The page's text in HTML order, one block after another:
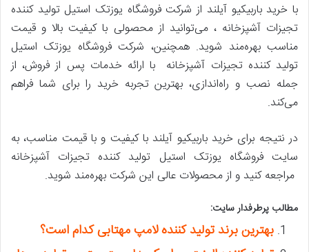
با خرید باربیکیو آیلند از شرکت فروشگاه یوزتک استیل تولید کننده
تجیزات آشپزخانه ، می‌توانید از محصولی با کیفیت بالا و قیمت
مناسب بهره‌مند شوید. همچنین، شرکت فروشگاه یوزتک استیل
تولید کننده تجیزات آشپزخانه با ارائه خدمات پس از فروش، از
جمله نصب و راه‌اندازی، بهترین تجربه خرید را برای شما فراهم
می‌کند.
در نتیجه برای خرید باربیکیو آیلند با کیفیت و با قیمت مناسب، به
سایت فروشگاه یوزتک استیل تولید کننده تجیزات آشپزخانه
مراجعه کنید و از محصولات عالی این شرکت بهره‌مند شوید.
مطالب پرطرفدار سایت:
بهترین برند تولید کننده لامپ مهتابی کدام است؟